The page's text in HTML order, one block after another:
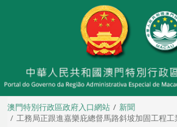
澳門特別行政區政府入口網站
新聞
工務局正跟進嘉樂庇總督馬路斜坡加固工程工